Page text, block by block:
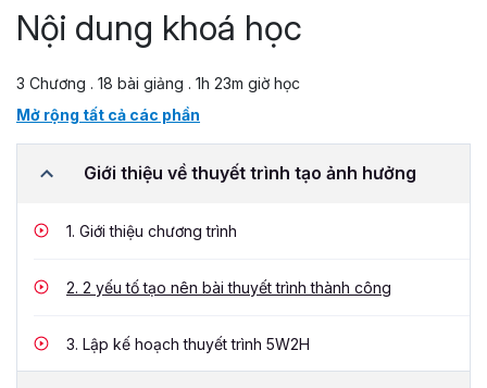
Nội dung khoá học
3 Chương . 18 bài giảng . 1h 23m giờ học
Mở rộng tất cả các phần
Giới thiệu về thuyết trình tạo ảnh hưởng
1. Giới thiệu chương trình
2. 2 yếu tố tạo nên bài thuyết trình thành công
3. Lập kế hoạch thuyết trình 5W2H